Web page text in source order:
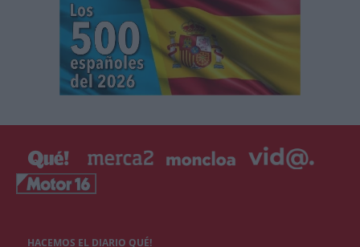
HACEMOS EL DIARIO QUÉ!